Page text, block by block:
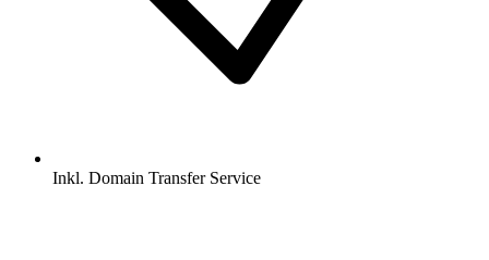
Inkl. Domain Transfer Service